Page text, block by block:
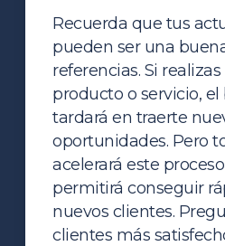
Recuerda que tus
pueden ser una
referencias. Si
producto o servicio,
tardará en traerte
oportunidades. Pero
acelerará este
permitirá conseguir
nuevos clientes.
clientes más